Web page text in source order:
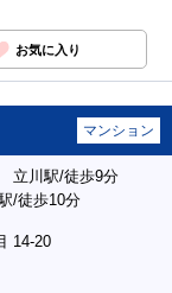
お気に入り
マンション
立川駅/徒歩9分
/徒歩10分
14-20